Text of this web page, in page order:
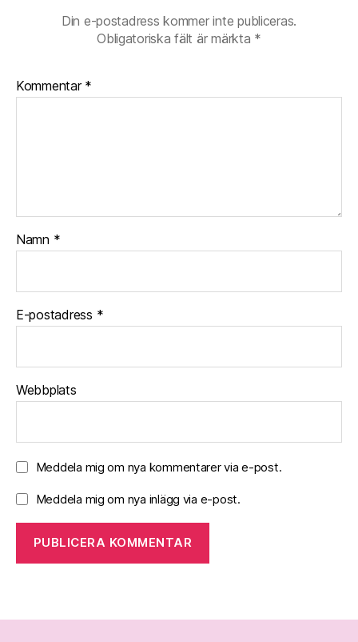
Din e-postadress kommer inte publiceras.
Obligatoriska fält är märkta *
Kommentar *
Namn *
E-postadress *
Webbplats
Meddela mig om nya kommentarer via e-post.
Meddela mig om nya inlägg via e-post.